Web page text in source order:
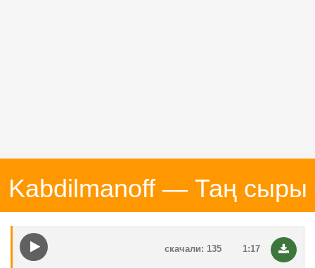
Kabdilmanoff — Таң сыры
1:17
скачали: 135